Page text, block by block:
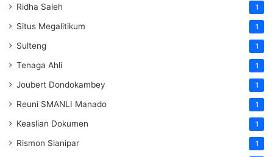
Ridha Saleh 1
Situs Megalitikum 1
Sulteng 1
Tenaga Ahli 1
Joubert Dondokambey 1
Reuni SMANLI Manado 1
Keaslian Dokumen 1
Rismon Sianipar 1